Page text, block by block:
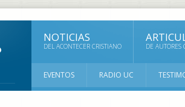
NOTICIAS
DEL ACONTECER CRISTIANO DE AUTORES
EVENTOS RADIO UC